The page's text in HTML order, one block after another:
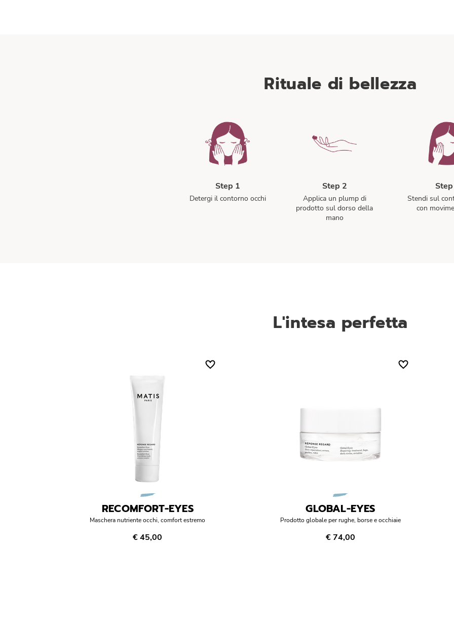
Rituale di bellezza
Step 1
Detergi il contorno occhi
Step 2
Applica un plump di
prodotto sul dorso della
mano
Stendi sul
con
L'intesa perfetta
RECOMFORT-EYES
Maschera nutriente occhi, comfort estremo
€ 45,00
GLOBAL-EYES
Prodotto globale per rughe, borse e occhiaie
€ 74,00